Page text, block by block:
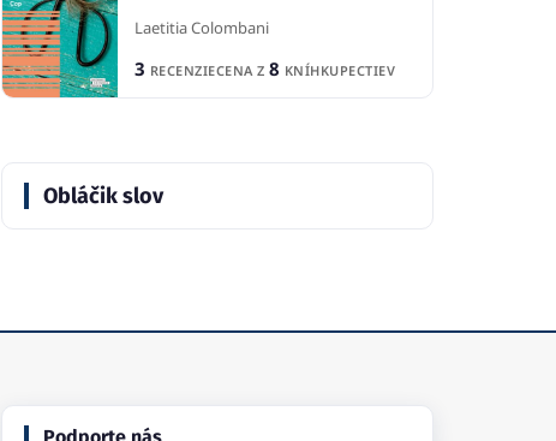
Laetitia Colombani
3 RECENZIECENA Z 8 KNÍHKUPECTIEV
Obláčik slov